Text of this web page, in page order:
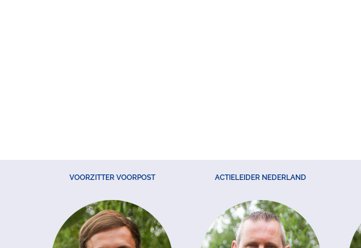
VOORZITTER VOORPOST ACTIELEIDER NEDERLAND